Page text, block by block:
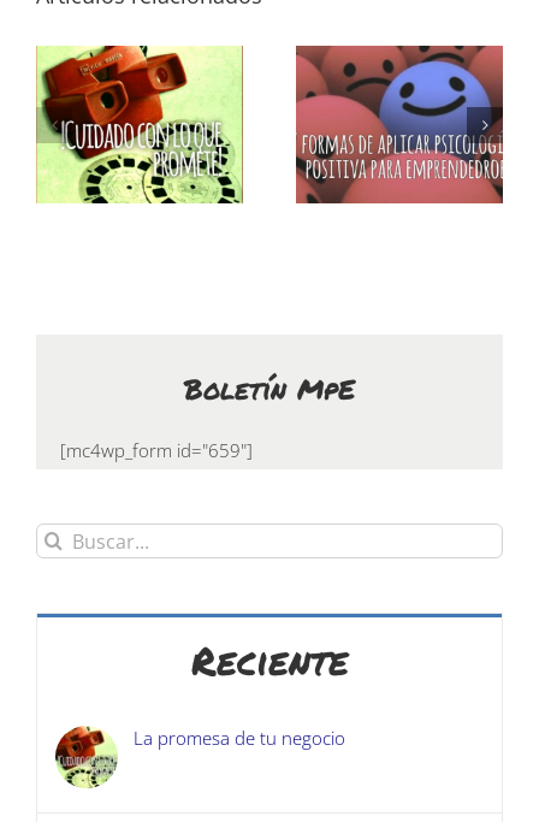
Boletín MpE
[mc4wp_form id="659"]
Buscar:
Reciente
La promesa de tu negocio